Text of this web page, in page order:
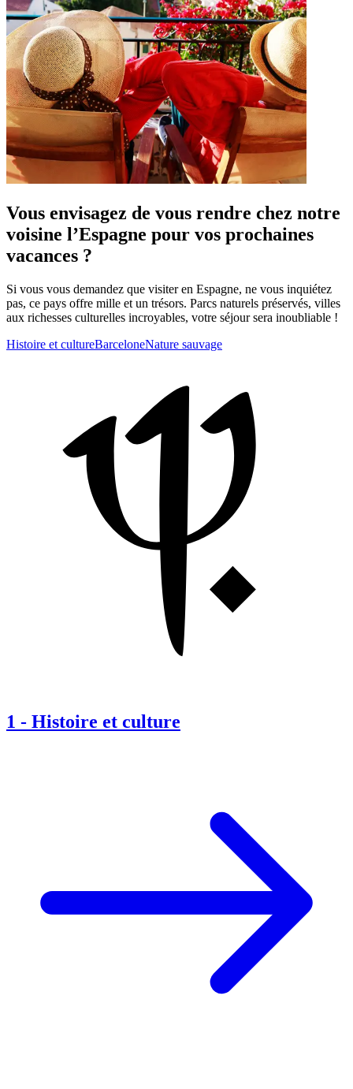
Vous envisagez de vous rendre chez notre
voisine l’Espagne pour vos prochaines
vacances ?
Si vous vous demandez que visiter en Espagne, ne vous inquiétez
pas, ce pays offre mille et un trésors. Parcs naturels préservés, villes
aux richesses culturelles incroyables, votre séjour sera inoubliable !
Histoire et cultureBarceloneNature sauvage
1 - Histoire et culture